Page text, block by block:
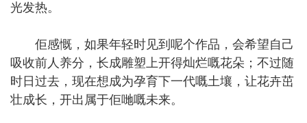
光发热。
佢感慨，如果年轻时见到呢个作品，会希望自己
吸收前人养分，长成雕塑上开得灿烂嘅花朵；不过随
时日过去，现在想成为孕育下一代嘅土壤，让花卉茁
壮成长，开出属于佢哋嘅未来。